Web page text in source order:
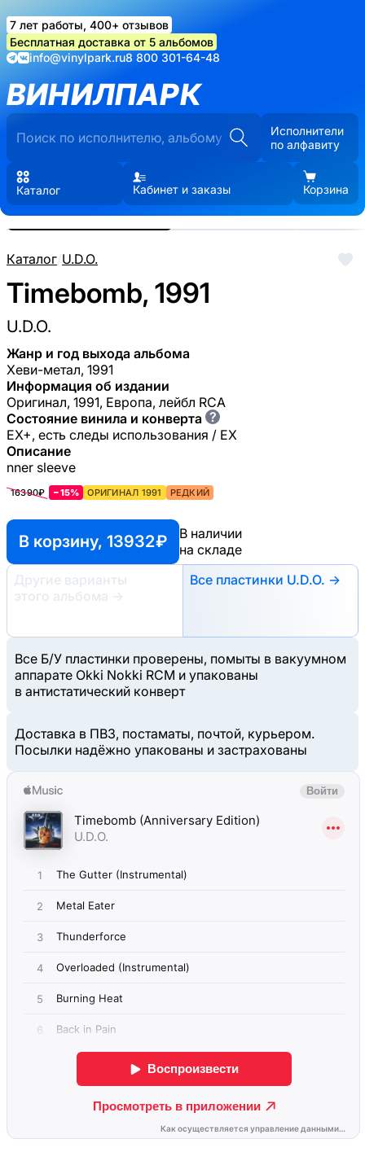
7 лет работы, 400+ отзывов
Бесплатная доставка от 5 альбомов
info@vinylpark.ru8 800 301-64-48
ВИНИЛПАРК
Исполнители
по алфавиту
Каталог Кабинет и заказы Корзина
Каталог/U.D.O.
Timebomb, 1991
U.D.O.
Жанр и год выхода альбома
Хеви-метал, 1991
Информация об издании
Оригинал, 1991, Европа, лейбл RCA
Состояние винила и конверта ?
EX+, есть следы использования / EX
Описание
nner sleeve
16390₽ −15% ОРИГИНАЛ 1991 РЕДКИЙ
В корзину, 13932 ₽
В наличии
на складе
Другие варианты
этого альбома
→
Все пластинки U.D.O. →
Все Б/У пластинки проверены, помыты в вакуумном
аппарате Okki Nokki RCM и упакованы
в антистатический конверт
Доставка в ПВЗ, постаматы, почтой, курьером.
Посылки надёжно упакованы и застрахованы
Реальные фото пластинки.
Нажмите, чтобы увеличить